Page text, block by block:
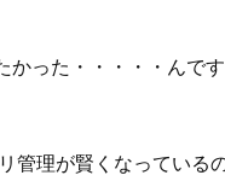
った・・・・・んです
管理が賢くなっている